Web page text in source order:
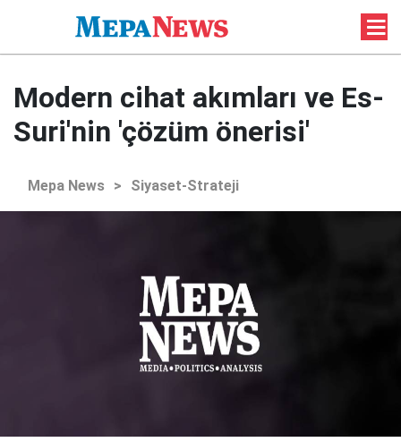
Modern cihat akımları ve Es-
Suri'nin 'çözüm önerisi'
Mepa News > Siyaset-Strateji